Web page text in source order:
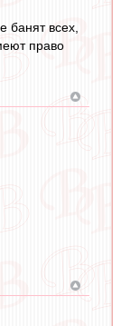
банят всех,
право